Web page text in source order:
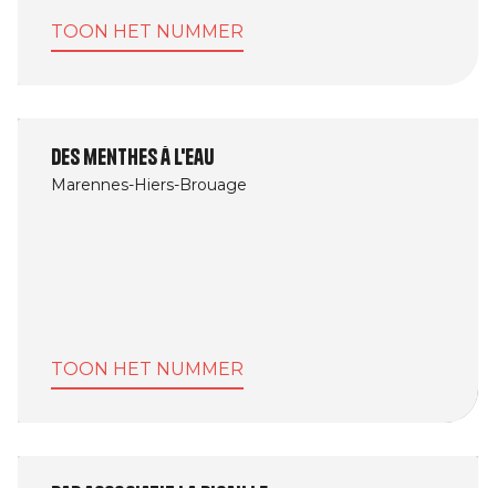
TOON HET NUMMER
Des menthes à l'eau
Marennes-Hiers-Brouage
TOON HET NUMMER